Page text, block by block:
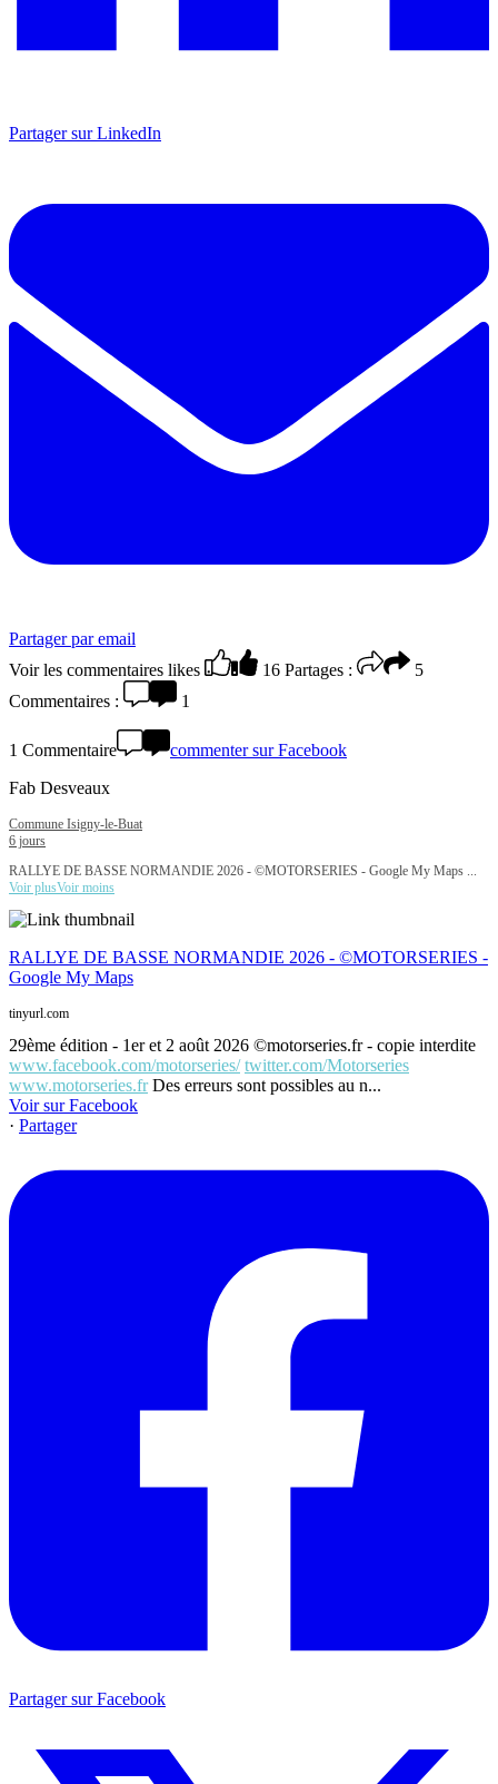
Partager sur LinkedIn
Partager par email
Voir les commentaires likes 16 Partages :
5
Commentaires :
1
1 Commentaire
commenter sur Facebook
Fab Desveaux
Commune Isigny-le-Buat
6 jours
RALLYE DE BASSE NORMANDIE 2026 - ©MOTORSERIES - Google My Maps
Voir plusVoir moins
RALLYE DE BASSE NORMANDIE 2026 - ©MOTORSERIES -
Google My Maps
tinyurl.com
29ème édition - 1er et 2 août 2026 ©motorseries.fr - copie interdite
www.facebook.com/motorseries/ twitter.com/Motorseries
www.motorseries.frDes erreurs sont possibles au n...
Voir sur Facebook
· Partager
Partager sur Facebook